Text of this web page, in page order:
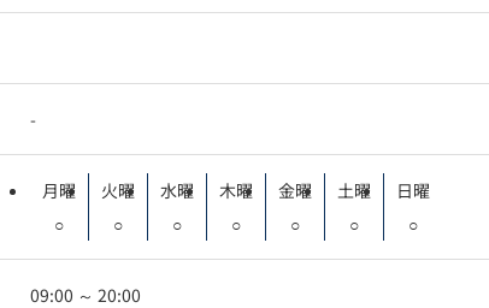
-
月曜
○
火曜
○
水曜
○
木曜
○
金曜
○
土曜
○
日曜
○
09:00 ～ 20:00